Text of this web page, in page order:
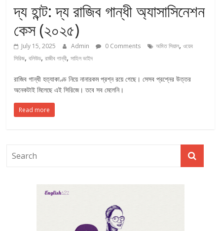
দ্য হান্ট: দ্য রাজিব গান্ধী অ্যাসাসিনেশন
কেস (২০২৫)
July 15, 2025 Admin 0 Comments অমিত সিয়াল,ওয়েব
সিরিজ,বলিউড,রাজীব গান্ধী,সাহিল ভাইদ
রাজিব গান্ধী হত্যাকাণ্ড নিয়ে নানারকম প্রশ্ন রয়ে গেছে। সেসব প্রশ্নের উত্তর
অনেকটাই মিলেছে এই সিরিজে। তবে সব মেলেনি।
Read more